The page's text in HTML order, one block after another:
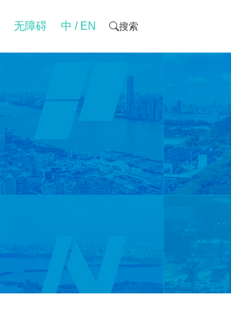
无障碍 中 / EN 搜索